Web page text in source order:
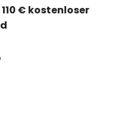
€ kostenloser